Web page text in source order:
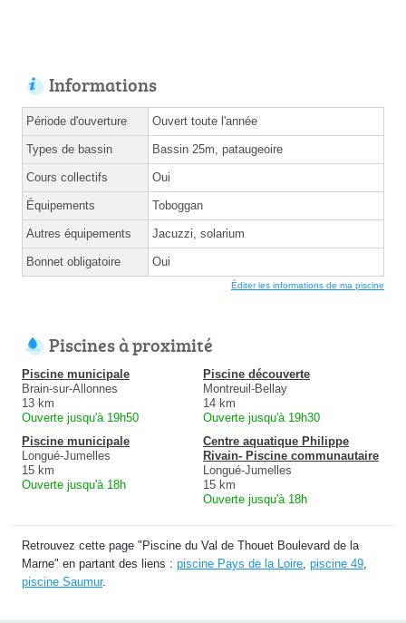
Informations
Période d'ouverture Ouvert toute l'année
Types de bassin Bassin 25m, pataugeoire
Cours collectifs Oui
Équipements Toboggan
Autres équipements Jacuzzi, solarium
Bonnet obligatoire Oui
Éditer les informations de ma piscine
Piscines à proximité
Piscine municipale
Brain-sur-Allonnes
13 km
Ouverte jusqu'à 19h50
Piscine découverte
Montreuil-Bellay
14 km
Ouverte jusqu'à 19h30
Piscine municipale
Longué-Jumelles
15 km
Ouverte jusqu'à 18h
Centre aquatique Philippe
Rivain- Piscine communautaire
Longué-Jumelles
15 km
Ouverte jusqu'à 18h
Retrouvez cette page "Piscine du Val de Thouet Boulevard de la
Marne" en partant des liens : piscine Pays de la Loire, piscine 49,
piscine Saumur.